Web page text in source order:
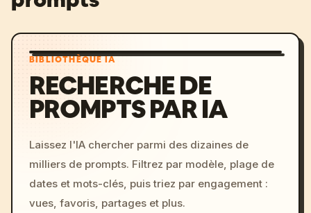
BIBLIOTHÈQUE IA
RECHERCHE DE
PROMPTS PAR IA
Laissez l'IA chercher parmi des dizaines de
milliers de prompts. Filtrez par modèle, plage de
dates et mots-clés, puis triez par engagement :
vues, favoris, partages et plus.